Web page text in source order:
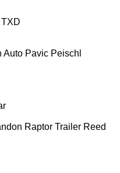
TXD
Auto Pavic Peischl
Raptor Trailer Reed